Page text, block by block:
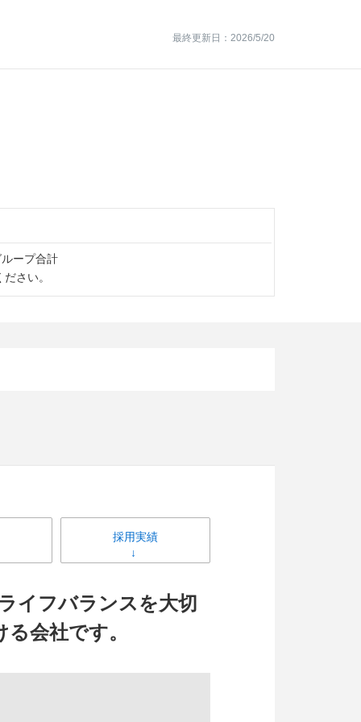
最終更新日：2026/5/20
ープ合計
さい。
採用実績
イフバランスを大切
会社です。